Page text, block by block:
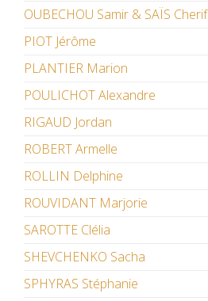
OUBECHOU Samir & SAÏS Cherif
PIOT Jérôme
PLANTIER Marion
POULICHOT Alexandre
RIGAUD Jordan
ROBERT Armelle
ROLLIN Delphine
ROUVIDANT Marjorie
SAROTTE Clélia
SHEVCHENKO Sacha
SPHYRAS Stéphanie